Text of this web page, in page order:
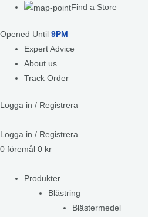
Find a Store
Opened Until 9PM
Expert Advice
About us
Track Order
Logga in / Registrera
Logga in / Registrera
0 föremål 0 kr
Produkter
Blästring
Blästermedel